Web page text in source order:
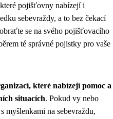
pojišťovny nabízejí i
sebevraždy, a to bez čekací
se na svého pojišťovacího
té správné pojistky pro vaše
které nabízejí pomoc a
situacích. Pokud vy nebo
myšlenkami na sebevraždu,